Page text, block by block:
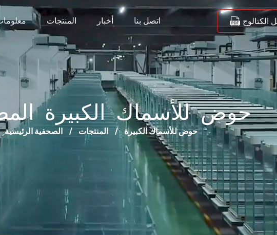
المنتجات أخبار اتصل بنا الكتالوج
حوض للأسماك الكبيرة
الصحفية الرئيسية / المنتجات / حوض للأسماك الكبيرة